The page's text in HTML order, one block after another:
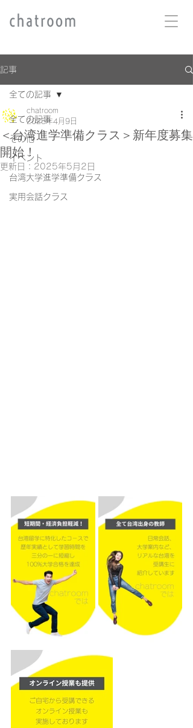
記事
全ての記事
その他
イベント
台湾大学進学準備クラス
実用会話クラス
全ての記事
＜台湾進学準備クラス＞新年度募集
開始！
chatroom
2025年4月9日
更新日： 2025年5月2日